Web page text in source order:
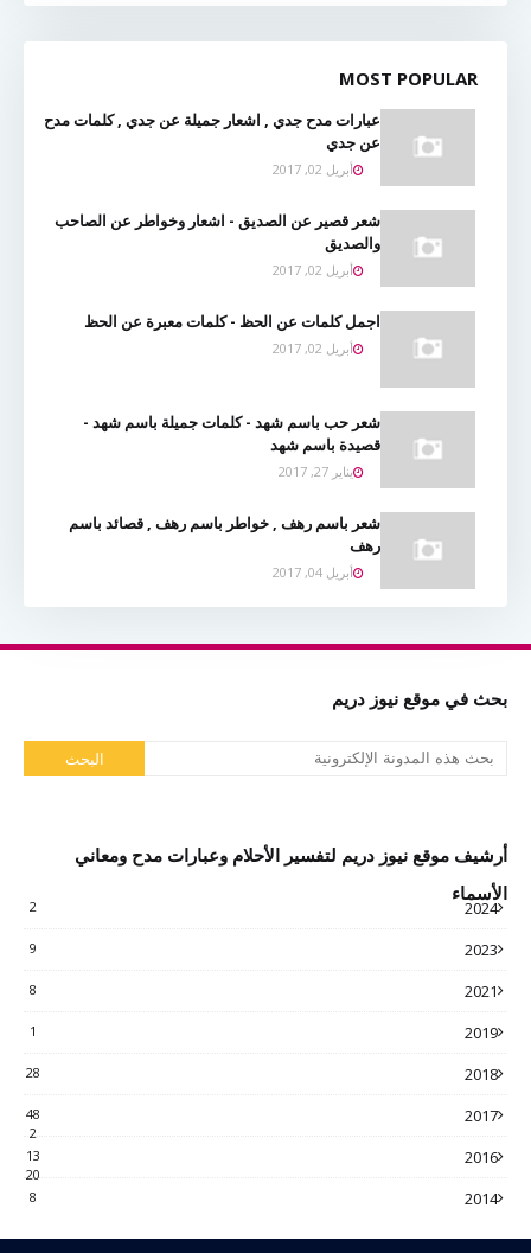
MOST POPULAR
عبارات مدح جدي , اشعار جميلة عن جدي , كلمات مدح
عن جدي
أبريل 02, 2017
شعر قصير عن الصديق - اشعار وخواطر عن الصاحب
والصديق
أبريل 02, 2017
اجمل كلمات عن الحظ - كلمات معبرة عن الحظ
أبريل 02, 2017
شعر حب باسم شهد - كلمات جميلة باسم شهد -
قصيدة باسم شهد
يناير 27, 2017
شعر باسم رهف , خواطر باسم رهف , قصائد باسم
رهف
أبريل 04, 2017
بحث في موقع نيوز دريم
أرشيف موقع نيوز دريم لتفسير الأحلام وعبارات مدح ومعاني
الأسماء
2024
2
2023
9
2021
8
2019
1
2018
28
2017
48
2
2016
13
20
2014
8